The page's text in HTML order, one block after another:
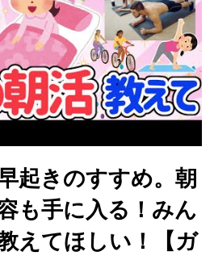
起きのすすめ。朝
も手に入る！みん
えてほしい！【ガ